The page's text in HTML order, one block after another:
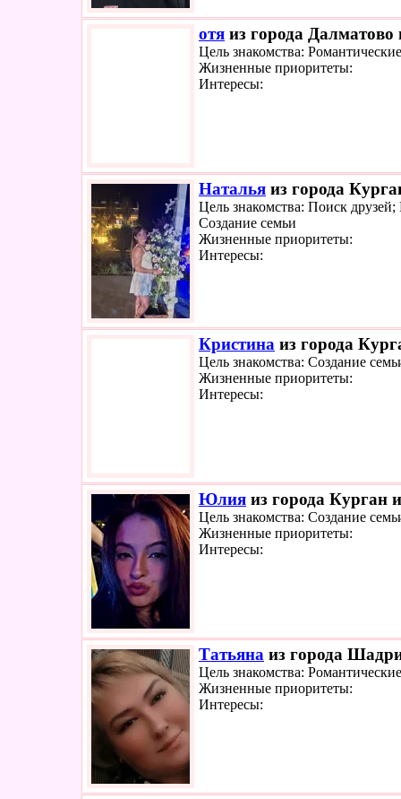
отя из города
Цель знакомства:
Жизненные приоритеты:
Интересы:
Наталья из города
Цель знакомства: Поиск
Создание семьи
Жизненные приоритеты:
Интересы:
Кристина из города
Цель знакомства: Создание
Жизненные приоритеты:
Интересы:
Юлия из города Курган
Цель знакомства: Создание
Жизненные приоритеты:
Интересы:
Татьяна из города
Цель знакомства:
Жизненные приоритеты:
Интересы: